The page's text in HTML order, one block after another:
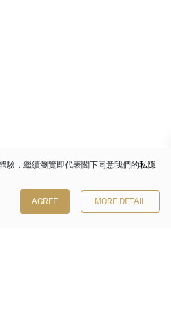
驗，繼續瀏覽即代表閣下同意我們的私隱
AGREE MORE DETAIL